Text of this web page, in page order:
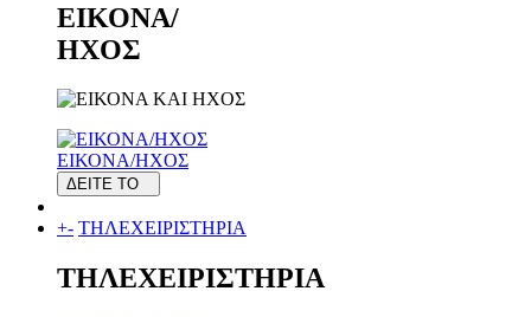
ΕΙΚΟΝΑ/
ΗΧΟΣ
ΕΙΚΟΝΑ/ΗΧΟΣ
ΔΕΙΤΕ ΤΟ
+- ΤΗΛΕΧΕΙΡΙΣΤΗΡΙΑ
ΤΗΛΕΧΕΙΡΙΣΤΗΡΙΑ